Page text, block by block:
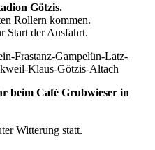
Götzis.
Rollern kommen.
Start der Ausfahrt.
Frastanz-Gampelün-Latz-
Klaus-Götzis-Altach
beim Café Grubwieser in
Witterung statt.